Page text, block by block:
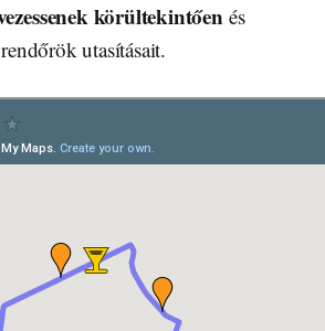
körültekintőenés
utasításait.